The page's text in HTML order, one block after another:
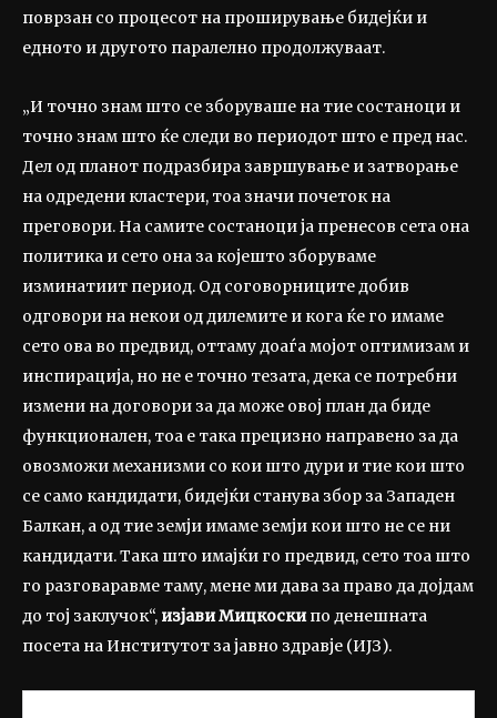
поврзан со процесот на проширување бидејќи и
едното и другото паралелно продолжуваат.
„И точно знам што се зборуваше на тие состаноци и
точно знам што ќе следи во периодот што е пред нас.
Дел од планот подразбира завршување и затворање
на одредени кластери, тоа значи почеток на
преговори. На самите состаноци ја пренесов сета она
политика и сето она за којешто зборуваме
изминатиит период. Од соговорниците добив
одговори на некои од дилемите и кога ќе го имаме
сето ова во предвид, оттаму доаѓа мојот оптимизам и
инспирација, но не е точно тезата, дека се потребни
измени на договори за да може овој план да биде
функционален, тоа е така прецизно направено за да
овозможи механизми со кои што дури и тие кои што
се само кандидати, бидејќи станува збор за Западен
Балкан, а од тие земји имаме земји кои што не се ни
кандидати. Така што имајќи го предвид, сето тоа што
го разговаравме таму, мене ми дава за право да дојдам
до тој заклучок“, изјави Мицкоскипо денешната
посета на Институтот за јавно здравје (ИЈЗ).